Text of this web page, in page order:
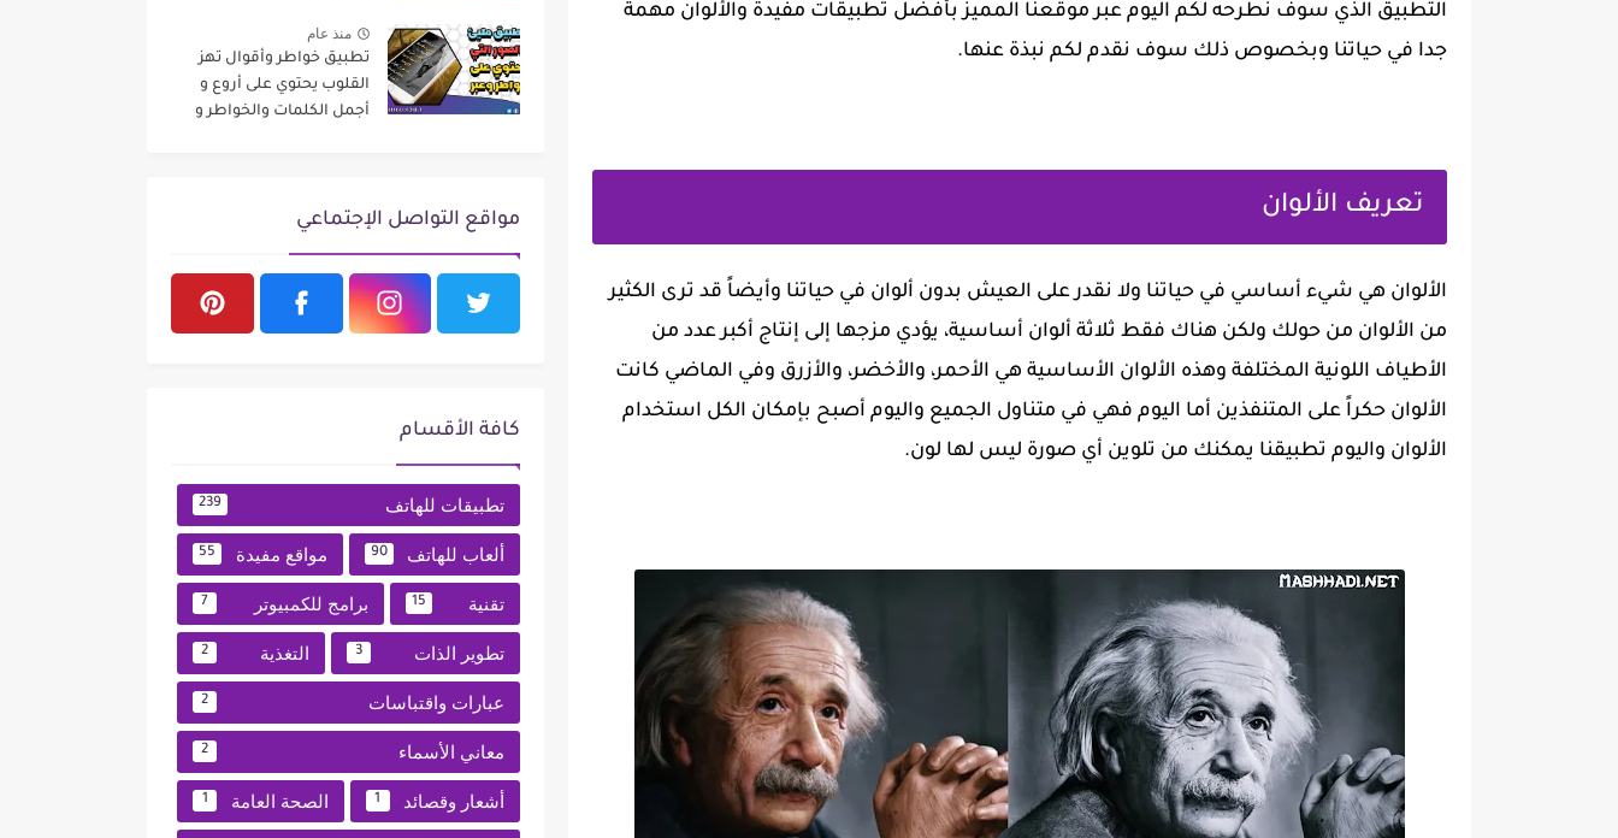
التطبيق الذي سوف نطرحه لكم اليوم عبر موقعنا المميز بأفضل تطبيقات مفيدة والألوان مهمة
جدا في حياتنا وبخصوص ذلك سوف نقدم لكم نبذة عنها.
تعريف الألوان
الألوان هي شيء أساسي في حياتنا ولا نقدر على العيش بدون ألوان في حياتنا وأيضاً قد ترى الكثير
من الألوان من حولك ولكن هناك فقط ثلاثة ألوان أساسية، يؤدي مزجها إلى إنتاج أكبر عدد من
الأطياف اللونية المختلفة وهذه الألوان الأساسية هي الأحمر، والأخضر، والأزرق وفي الماضي كانت
الألوان حكراً على المتنفذين أما اليوم فهي في متناول الجميع واليوم أصبح بإمكان الكل استخدام
الألوان واليوم تطبيقنا يمكنك من تلوين أي صورة ليس لها لون.
منذ عام
تطبيق خواطر وأقوال تهز
القلوب يحتوي على أروع و
أجمل الكلمات والخواطر و
مواقع التواصل الإجتماعي
كافة الأقسام
تطبيقات للهاتف 239
ألعاب للهاتف 90 مواقع مفيدة 55
تقنية 15 برامج للكمبيوتر 7
تطوير الذات 3 التغذية 2
عبارات واقتباسات 2
معاني الأسماء 2
أشعار وقصائد 1 الصحة العامة 1